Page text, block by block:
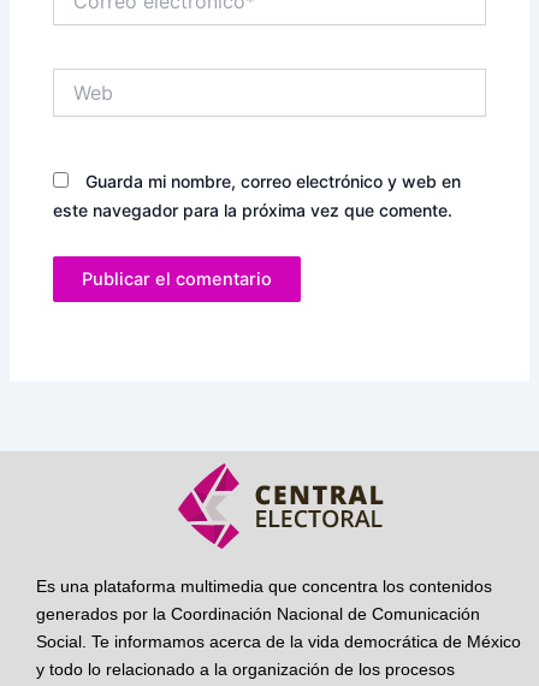
electrónico*
Guarda mi nombre, correo electrónico y web en
este navegador para la próxima vez que comente.
Es una plataforma multimedia que concentra los contenidos
generados por la Coordinación Nacional de Comunicación
Social. Te informamos acerca de la vida democrática de México
y todo lo relacionado a la organización de los procesos